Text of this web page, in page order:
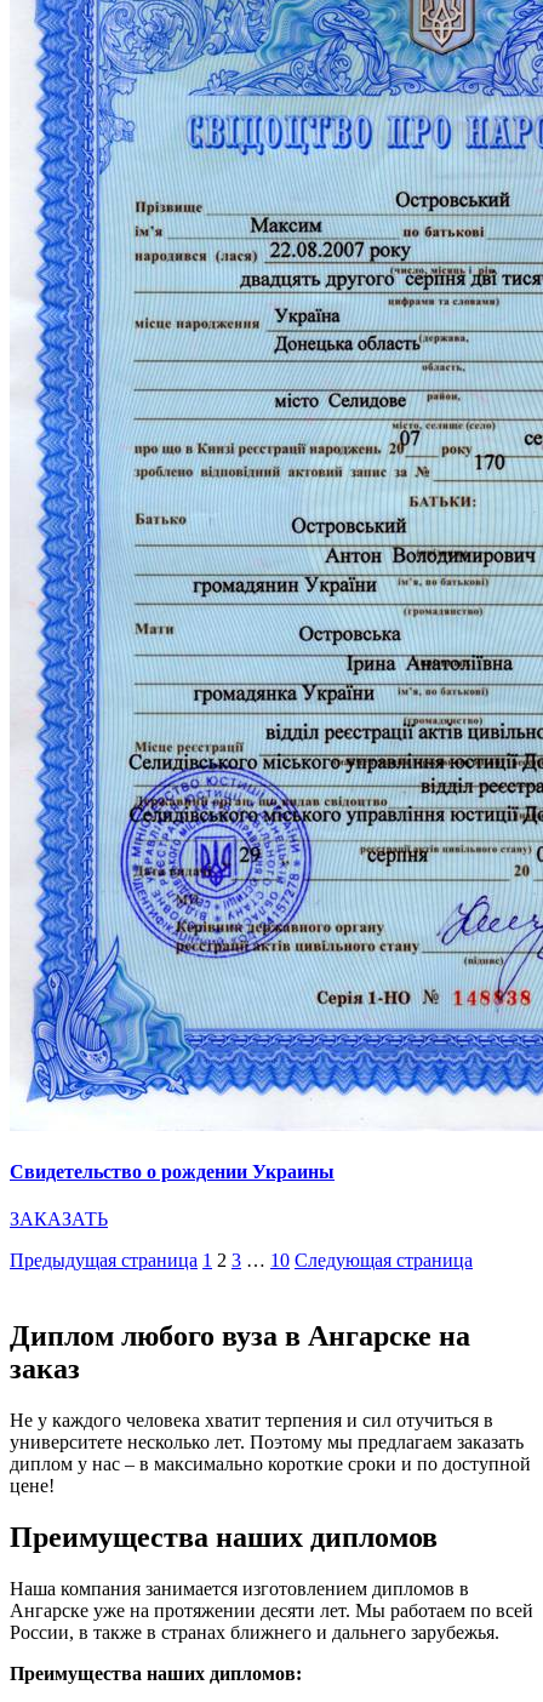
Свидетельство о рождении Украины
ЗАКАЗАТЬ
Пагинация
Предыдущая страница Page
1 Page
2 Page
3 … Page
10 Следующая страница
Диплом любого вуза в Ангарске на
заказ
Не у каждого человека хватит терпения и сил отучиться в
университете несколько лет. Поэтому мы предлагаем заказать
диплом у нас – в максимально короткие сроки и по доступной
цене!
Преимущества наших дипломов
Наша компания занимается изготовлением дипломов в
Ангарске уже на протяжении десяти лет. Мы работаем по всей
России, в также в странах ближнего и дальнего зарубежья.
Преимущества наших дипломов: